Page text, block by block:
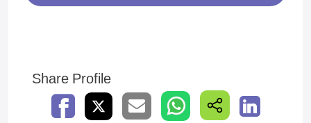
Share Profile